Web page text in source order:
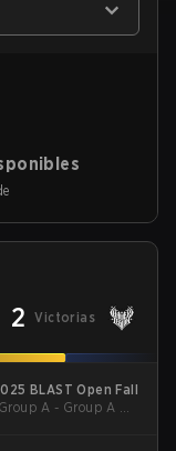
2 Victorias
BLAST Open Fall
Group A - Group A UB